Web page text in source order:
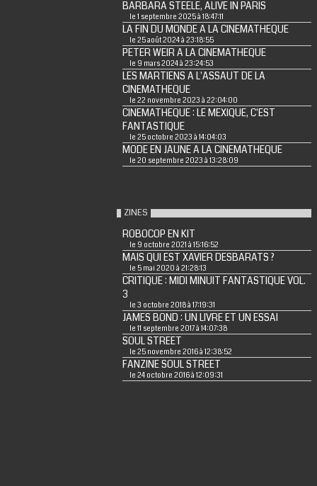
BARBARA STEELE, ALIVE IN PARIS
le 1 septembre 2025 à 18:47:11
LA FIN DU MONDE A LA CINEMATHEQUE
le 25 août 2024 à 23:18:55
PETER WEIR A LA CINEMATHEQUE
le 9 mars 2024 à 23:24:53
LES MARTIENS A L'ASSAUT DE LA
CINEMATHEQUE
le 22 novembre 2023 à 22:04:00
CINEMATHEQUE : LE MEXIQUE, C'EST
FANTASTIQUE
le 25 octobre 2023 à 14:04:03
MODE EN JAUNE A LA CINEMATHEQUE
le 20 septembre 2023 à 13:28:09
ZINES
ROBOCOP EN KIT
le 9 octobre 2021 à 15:16:52
MAIS QUI EST XAVIER DESBARATS ?
le 5 mai 2020 à 21:28:13
CRITIQUE : MIDI MINUIT FANTASTIQUE VOL.
3
le 3 octobre 2018 à 17:19:31
JAMES BOND : UN LIVRE ET UN ESSAI
le 11 septembre 2017 à 14:07:38
SOUL STREET
le 25 novembre 2016 à 12:38:52
FANZINE SOUL STREET
le 24 octobre 2016 à 12:09:31